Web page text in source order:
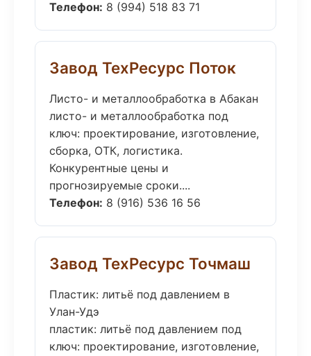
Телефон: 8 (994) 518 83 71
Завод ТехРесурс Поток
Листо- и металлообработка в Абакан
листо- и металлообработка под
ключ: проектирование, изготовление,
сборка, ОТК, логистика.
Конкурентные цены и
прогнозируемые сроки....
Телефон: 8 (916) 536 16 56
Завод ТехРесурс Точмаш
Пластик: литьё под давлением в
Улан-Удэ
пластик: литьё под давлением под
ключ: проектирование, изготовление,